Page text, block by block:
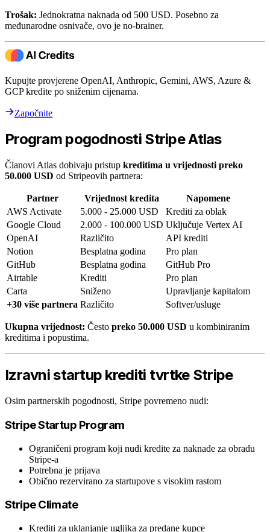
Trošak: Jednokratna naknada od 500 USD. Posebno za
međunarodne osnivače, ovo je no-brainer.
Kupujte provjerene OpenAI, Anthropic, Gemini, AWS, Azure &
GCP kredite po sniženim cijenama.
Započnite
Program pogodnosti Stripe Atlas
Članovi Atlas dobivaju pristup kreditima u vrijednosti preko
50.000 USD od Stripeovih partnera:
Partner Vrijednost kredita
Napomene
AWS Activate
5.000 - 25.000 USD
Krediti za oblak
Google Cloud
2.000 - 100.000 USD Uključuje Vertex AI
OpenAI
Različito
API krediti
Notion
Besplatna godina
Pro plan
GitHub
Besplatna godina
GitHub Pro
Airtable
Krediti
Pro plan
Carta
Sniženo
Upravljanje kapitalom
+30 više partnera Različito Softver/usluge
Ukupna vrijednost: Često preko 50.000 USD u kombiniranim
kreditima i popustima.
Izravni startup krediti tvrtke Stripe
Osim partnerskih pogodnosti, Stripe povremeno nudi:
Stripe Startup Program
Ograničeni program koji nudi kredite za naknade za obradu
Stripe-a
Potrebna je prijava
Obično rezervirano za startupove s visokim rastom
Stripe Climate
Krediti za uklanjanje ugljika za predane kupce